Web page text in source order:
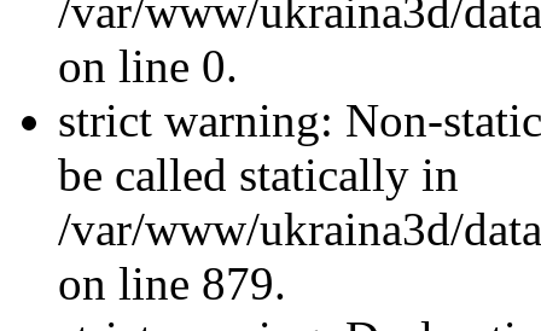
/var/www/ukraina3d/
on line 0.
strict warning: Non-
be called statically in
/var/www/ukraina3d/
on line 879.